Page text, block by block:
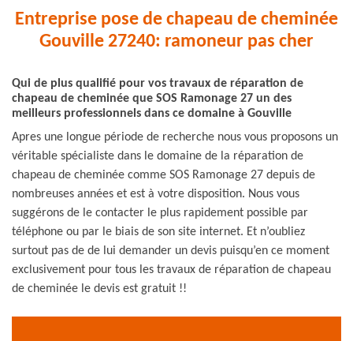
Entreprise pose de chapeau de cheminée
Gouville 27240: ramoneur pas cher
Qui de plus qualifié pour vos travaux de réparation de
chapeau de cheminée que SOS Ramonage 27 un des
meilleurs professionnels dans ce domaine à Gouville
Apres une longue période de recherche nous vous proposons un
véritable spécialiste dans le domaine de la réparation de
chapeau de cheminée comme SOS Ramonage 27 depuis de
nombreuses années et est à votre disposition. Nous vous
suggérons de le contacter le plus rapidement possible par
téléphone ou par le biais de son site internet. Et n’oubliez
surtout pas de de lui demander un devis puisqu’en ce moment
exclusivement pour tous les travaux de réparation de chapeau
de cheminée le devis est gratuit !!